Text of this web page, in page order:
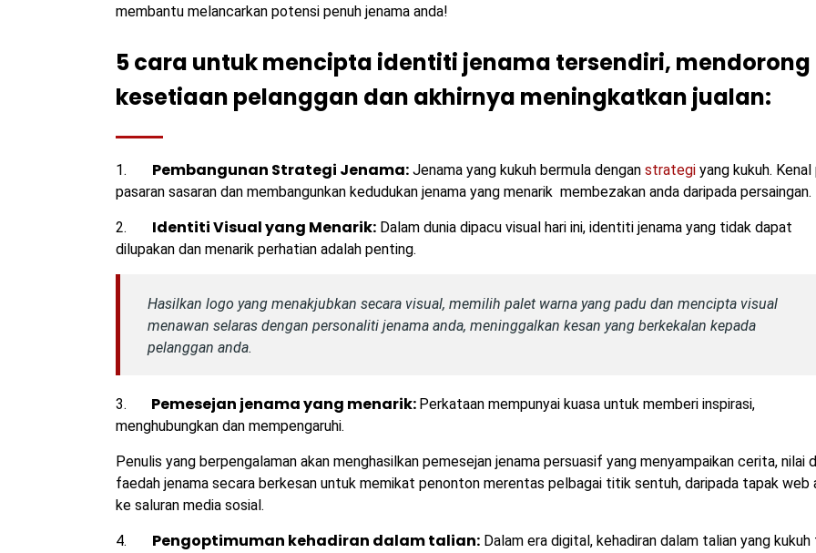
membantu melancarkan potensi penuh jenama anda!
5 cara untuk mencipta identiti jenama tersendiri, mendorong
kesetiaan pelanggan dan akhirnya meningkatkan jualan:
1. Pembangunan Strategi Jenama: Jenama yang kukuh bermula dengan strategi yang kukuh.
pasaran sasaran dan membangunkan kedudukan jenama yang menarik membezakan anda daripada persaingan.
2. Identiti Visual yang Menarik: Dalam dunia dipacu visual hari ini, identiti jenama yang tidak dapat
dilupakan dan menarik perhatian adalah penting.
Hasilkan logo yang menakjubkan secara visual, memilih palet warna yang padu dan mencipta visual
menawan selaras dengan personaliti jenama anda, meninggalkan kesan yang berkekalan kepada
pelanggan anda.
3. Pemesejan jenama yang menarik: Perkataan mempunyai kuasa untuk memberi inspirasi,
menghubungkan dan mempengaruhi.
Penulis yang berpengalaman akan menghasilkan pemesejan jenama persuasif yang menyampaikan cerita, nilai
faedah jenama secara berkesan untuk memikat penonton merentas pelbagai titik sentuh, daripada tapak web
ke saluran media sosial.
4. Pengoptimuman kehadiran dalam talian: Dalam era digital, kehadiran dalam talian yang